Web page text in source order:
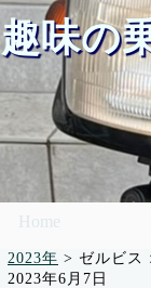
趣味の
Home
2023年 > ゼルビス
2023年6月7日